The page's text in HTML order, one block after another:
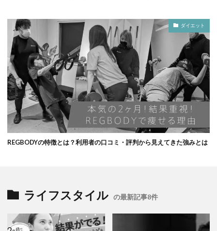
ダイエット
REGBODYの特徴とは？利用者の口コミ・評判から見えてきた強みとは
ライフスタイル の最新記事8件